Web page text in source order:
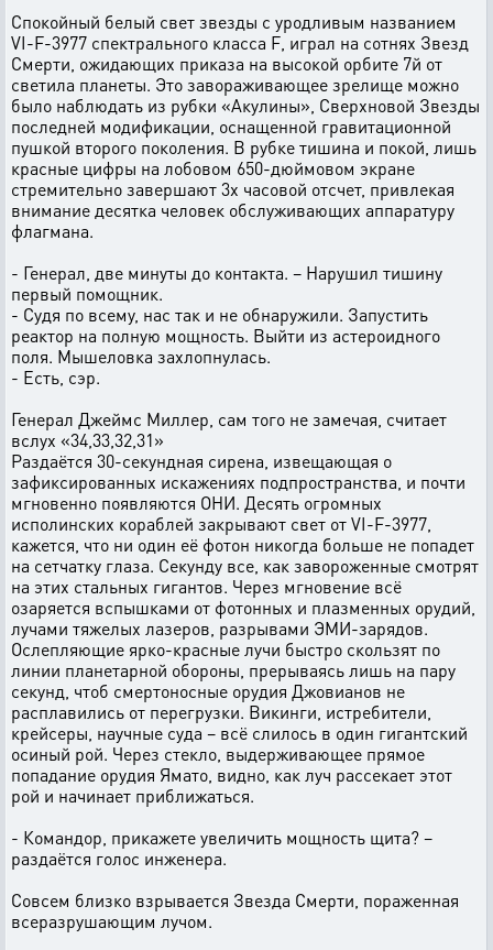
Спокойный белый свет звезды c уродливым названием
VI-F-3977 спектрального класса F, играл на сотнях Звезд
Смерти, ожидающих приказа на высокой орбите 7й от
светила планеты. Это завораживающее зрелище можно
было наблюдать из рубки «Акулины», Сверхновой Звезды
последней модификации, оснащенной гравитационной
пушкой второго поколения. В рубке тишина и покой, лишь
красные цифры на лобовом 650-дюймовом экране
стремительно завершают 3х часовой отсчет, привлекая
внимание десятка человек обслуживающих аппаратуру
флагмана.
- Генерал, две минуты до контакта. – Нарушил тишину
первый помощник.
- Судя по всему, нас так и не обнаружили. Запустить
реактор на полную мощность. Выйти из астероидного
поля. Мышеловка захлопнулась.
- Есть, сэр.
Генерал Джеймс Миллер, сам того не замечая, считает
вслух «34,33,32,31»
Раздаётся 30-секундная сирена, извещающая о
зафиксированных искажениях подпространства, и почти
мгновенно появляются ОНИ. Десять огромных
исполинских кораблей закрывают свет от VI-F-3977,
кажется, что ни один её фотон никогда больше не попадет
на сетчатку глаза. Секунду все, как завороженные смотрят
на этих стальных гигантов. Через мгновение всё
озаряется вспышками от фотонных и плазменных орудий,
лучами тяжелых лазеров, разрывами ЭМИ-зарядов.
Ослепляющие ярко-красные лучи быстро скользят по
линии планетарной обороны, прерываясь лишь на пару
секунд, чтоб смертоносные орудия Джовианов не
расплавились от перегрузки. Викинги, истребители,
крейсеры, научные суда – всё слилось в один гигантский
осиный рой. Через стекло, выдерживающее прямое
попадание орудия Ямато, видно, как луч рассекает этот
рой и начинает приближаться.
- Командор, прикажете увеличить мощность щита? –
раздаётся голос инженера.
Совсем близко взрывается Звезда Смерти, пораженная
всеразрушающим лучом.